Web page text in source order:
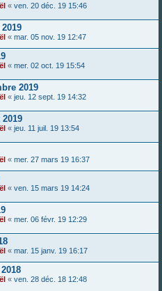
« ven. 20 déc. 19 15:46
« mar. 05 nov. 19 12:47
« mer. 02 oct. 19 15:54
2019
« jeu. 12 sept. 19 14:32
« jeu. 11 juil. 19 13:54
« mer. 27 mars 19 16:37
« ven. 15 mars 19 14:24
« mer. 06 févr. 19 12:29
« mar. 15 janv. 19 16:17
« ven. 28 déc. 18 12:48